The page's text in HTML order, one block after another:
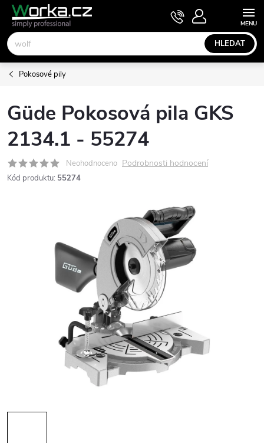
Přejít
obsah
HLEDAT
NÁKUPNÍ
KOŠÍK
Pokosové pily
Güde Pokosová pila GKS
2134.1 - 55274
Neohodnoceno Podrobnosti hodnocení
Kód produktu: 55274